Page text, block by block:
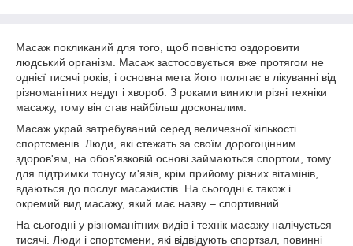
Масаж покликаний для того, щоб повністю оздоровити
людський організм. Масаж застосовується вже протягом не
однієї тисячі років, і основна мета його полягає в лікуванні від
різноманітних недуг і хвороб. З роками виникли різні техніки
масажу, тому він став найбільш досконалим.
Масаж украй затребуваний серед величезної кількості
спортсменів. Люди, які стежать за своїм дорогоцінним
здоров'ям, на обов'язковій основі займаються спортом, тому
для підтримки тонусу м'язів, крім прийому різних вітамінів,
вдаються до послуг масажистів. На сьогодні є також і
окремий вид масажу, який має назву – спортивний.
На сьогодні у різноманітних видів і технік масажу налічується
тисячі. Люди і спортсмени, які відвідують спортзал, повинні